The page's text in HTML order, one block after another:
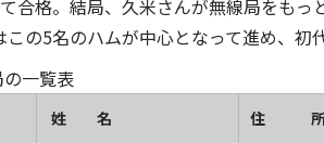
合格。結局、久米さんが無線局をも
の5名のハムが中心となって進め、初
一覧表
姓 名 住